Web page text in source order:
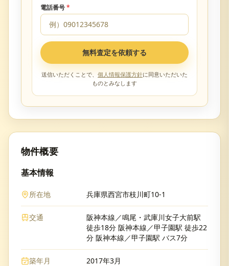
電話番号*
無料査定を依頼する
送信いただくことで、 個人情報保護方針に同意いただいた
ものとみなします
物件概要
基本情報
所在地 兵庫県西宮市枝川町10-1
交通
阪神本線／鳴尾・武庫川女子大前駅
徒歩18分 阪神本線／甲子園駅 徒歩22
分 阪神本線／甲子園駅 バス7分
築年月 2017年3月